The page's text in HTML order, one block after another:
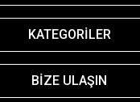
KATEGORİLER
BİZE ULAŞIN